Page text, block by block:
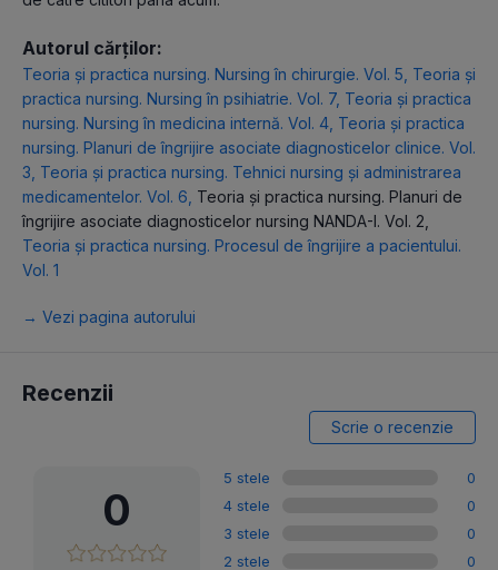
Autorul cărților:
Teoria şi practica nursing. Nursing în chirurgie. Vol. 5 Teoria şi
practica nursing. Nursing în psihiatrie. Vol. 7, Teoria şi practica
nursing. Nursing în medicina internă. Vol. 4 Teoria şi practica
nursing. Planuri de îngrijire asociate diagnosticelor clinice. Vol.
3 Teoria şi practica nursing. Tehnici nursing şi administrarea
medicamentelor. Vol. 6 Teoria şi practica nursing. Planuri de
îngrijire asociate diagnosticelor nursing NANDA-I. Vol. 2
Teoria şi practica nursing. Procesul de îngrijire a pacientului.
Vol. 1
→ Vezi pagina autorului
Recenzii
Scrie o recenzie
0
5 stele
0
4 stele
0
3 stele
0
2 stele
0